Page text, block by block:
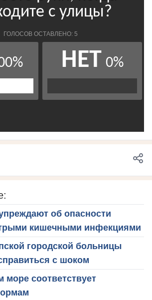
об опасности
кишечными инфекциями
городской больницы
с шоком
море соответствует